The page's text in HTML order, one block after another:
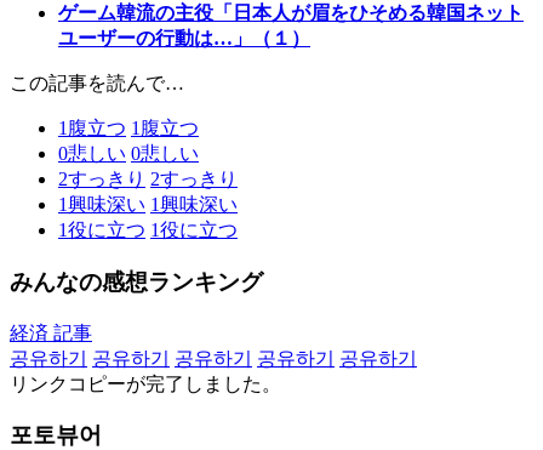
ゲーム韓流の主役「日本人が眉をひそめる韓国ネット
ユーザーの行動は…」（１）
この記事を読んで…
1 腹立つ 1 腹立つ
0悲しい 0悲しい
2すっきり 2すっきり
1興味深い 1興味深い
1役に立つ 1役に立つ
みんなの感想ランキング
経済 記事
공유하기
공유하기 공유하기 공유하기
공유하기
リンクコピーが完了しました。
포토뷰어